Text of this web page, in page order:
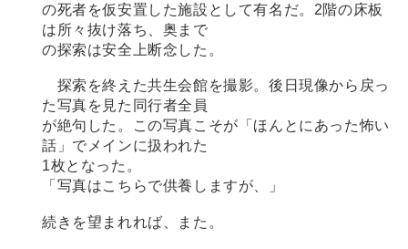
の死者を仮安置した施設として有名だ。2階の床板
は所々抜け落ち、奥まで
の探索は安全上断念した。
探索を終えた共生会館を撮影。後日現像から戻っ
た写真を見た同行者全員
が絶句した。この写真こそが「ほんとにあった怖い
話」でメインに扱われた
1枚となった。
「写真はこちらで供養しますが、」
続きを望まれれば、また。